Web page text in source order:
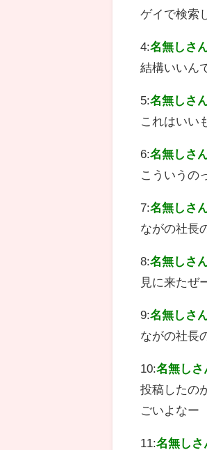
ゲイで検索
4:名無しさ
結構いいん
5:名無しさ
これはいい
6:名無しさ
こういうの
7:名無しさ
ながの社長
8:名無しさ
見に来たぜ
9:名無しさ
ながの社長
10:名無しさ
投稿したの
ごいよなー
11:名無しさ